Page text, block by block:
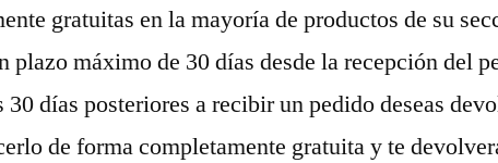
gratuitas en la mayoría de productos de su
plazo máximo de 30 días desde la recepción del
30 días posteriores a recibir un pedido deseas
de forma completamente gratuita y te